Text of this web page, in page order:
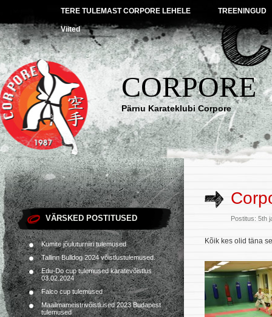
TERE TULEMAST CORPORE LEHELE TREENINGUD
Viited
CORPORE
Pärnu Karateklubi Corpore
VÄRSKED POSTITUSED
Kumite jõuluturniiri tulemused
Tallinn Bulldog 2024 võistlustulemused.
Edu-Do cup tulemused karatevõistlus
03.02.2024
Falco cup tulemused
Maailmameistrivõistlused 2023 Budapest
tulemused
Postitus: 5th
Kõik kes olid täna